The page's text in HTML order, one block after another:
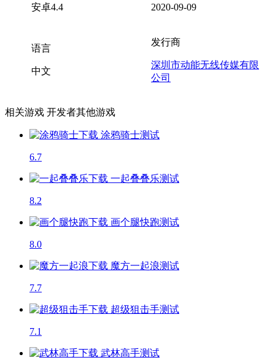
安卓4.4 2020-09-09
语言
中文
发行商
深圳市动能无线传媒有限
公司
相关游戏 开发者其他游戏
涂鸦骑士测试
6.7
一起叠叠乐测试
8.2
画个腿快跑测试
8.0
魔方一起浪测试
7.7
超级狙击手测试
7.1
武林高手测试